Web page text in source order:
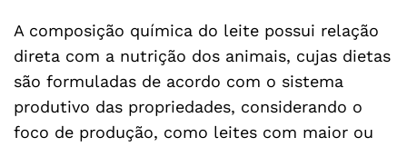
A composição química do leite possui relação
direta com a nutrição dos animais, cujas dietas
são formuladas de acordo com o sistema
produtivo das propriedades, considerando o
foco de produção, como leites com maior ou